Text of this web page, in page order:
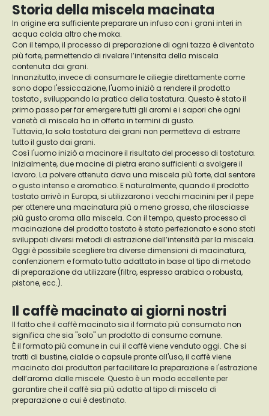
Storia della miscela macinata
In origine era sufficiente preparare un infuso con i grani interi in
acqua calda altro che moka.
Con il tempo, il processo di preparazione di ogni tazza è diventato
più forte, permettendo di rivelare l’intensita della miscela
contenuta dai grani.
Innanzitutto, invece di consumare le ciliegie direttamente come
sono dopo l'essiccazione, l'uomo iniziò a rendere il prodotto
tostato , sviluppando la pratica della tostatura. Questo è stato il
primo passo per far emergere tutti gli aromi e i sapori che ogni
varietà di miscela ha in offerta in termini di gusto.
Tuttavia, la sola tostatura dei grani non permetteva di estrarre
tutto il gusto dai grani.
Così l'uomo iniziò a macinare il risultato del processo di tostatura.
Inizialmente, due macine di pietra erano sufficienti a svolgere il
lavoro. La polvere ottenuta dava una miscela più forte, dal sentore
o gusto intenso e aromatico. E naturalmente, quando il prodotto
tostato arrivò in Europa, si utilizzarono i vecchi macinini per il pepe
per ottenere una macinatura più o meno grossa, che rilasciasse
più gusto aroma alla miscela. Con il tempo, questo processo di
macinazione del prodotto tostato è stato perfezionato e sono stati
sviluppati diversi metodi di estrazione dell’intensità per la miscela.
Oggi è possibile scegliere tra diverse dimensioni di macinatura,
confenzionem e formato tutto adattato in base al tipo di metodo
di preparazione da utilizzare (filtro, espresso arabica o robusta,
pistone, ecc.).
Il caffè macinato ai giorni nostri
Il fatto che il caffè macinato sia il formato più consumato non
significa che sia "solo" un prodotto di consumo comune.
È il formato più comune in cui il caffè viene venduto oggi. Che si
tratti di bustine, cialde o capsule pronte all'uso, il caffè viene
macinato dai produttori per facilitare la preparazione e l'estrazione
dell’aroma dalle miscele. Questo è un modo eccellente per
garantire che il caffè sia più adatto al tipo di miscela di
preparazione a cui è destinato.